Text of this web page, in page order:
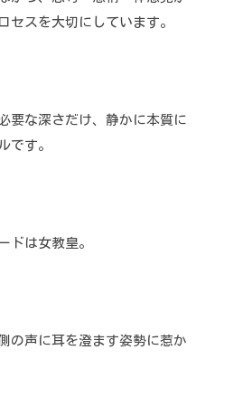
セスを大切にしています。
要な深さだけ、静かに本質に
です。
ドは女教皇。
の声に耳を澄ます姿勢に惹か